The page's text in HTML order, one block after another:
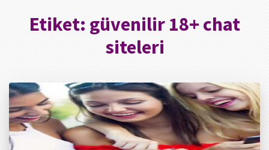
Etiket: güvenilir 18+ chat
siteleri